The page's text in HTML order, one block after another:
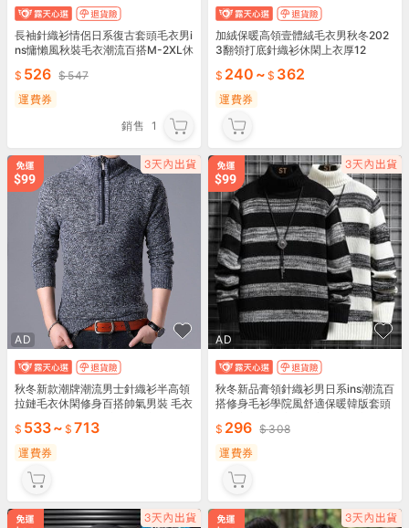
長袖針織衫情侶日系復古套頭毛衣男i
ns慵懶風秋裝毛衣潮流百搭M-2XL休
526
547
運費券
銷售 1
加絨保暖高領壹體絨毛衣男秋冬202
3翻領打底針織衫休閑上衣厚12
240 ~ 362
運費券
AD
秋冬新款潮牌潮流男士針織衫半高領
拉鏈毛衣休閑修身百搭帥氣男裝 毛衣
衣 針織毛衣
533~ 713
運費券
AD
秋冬新品膏領針織衫男日系ins潮流百
搭修身毛衫學院風舒適保暖韓版套頭
上296
308
運費券